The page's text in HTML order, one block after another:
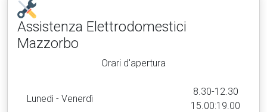
Assistenza Elettrodomestici
Mazzorbo
Orari d'apertura
Lunedì - Venerdì
8.30-12.30
15.00:19.00